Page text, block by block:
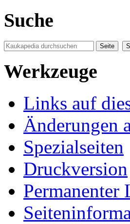
Suche
Werkzeuge
Links auf
Änderungen
Spezialseiten
Druckversion
Permanenter